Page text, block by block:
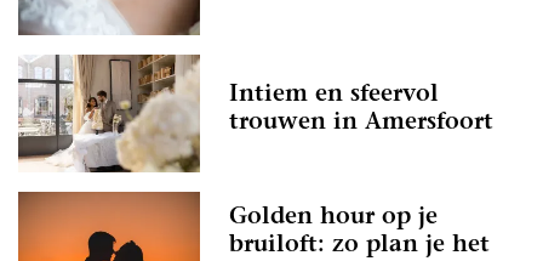
Intiem en sfeervol
trouwen in Amersfoort
Golden hour op je
bruiloft: zo plan je het